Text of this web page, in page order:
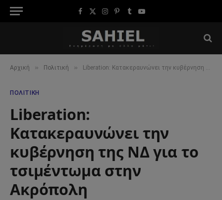
Facebook
X
Instagram
Pinterest
TumblrYouTube
Αρχική » Πολιτική » Liberation: Κατακεραυνώνει την κυβέρνηση της ΝΔ για το τσιμέντωμα στην Ακρόπολη
ΠΟΛΙΤΙΚΉ
Liberation:
Κατακεραυνώνει την
κυβέρνηση της ΝΔ για το
τσιμέντωμα στην
Ακρόπολη